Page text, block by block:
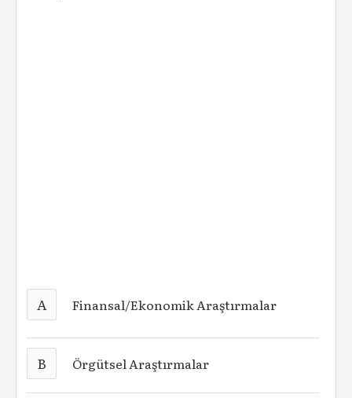
A Finansal/Ekonomik Araştırmalar
B Örgütsel Araştırmalar